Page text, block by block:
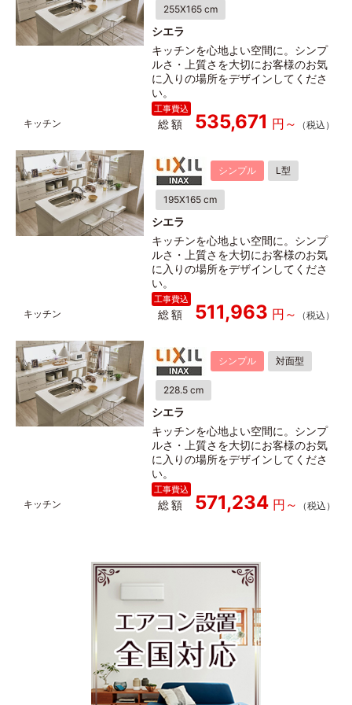
255X165 cm
シエラ
キッチンを心地よい空間に。シンプ
ルさ・上質さを大切にお客様のお気
に入りの場所をデザインしてくださ
い。
総額 535,671
シンプル L型
195X165 cm
シエラ
キッチンを心地よい空間に。シンプ
ルさ・上質さを大切にお客様のお気
に入りの場所をデザインしてくださ
い。
総額 511,963
シンプル 対面型
228.5 cm
シエラ
キッチンを心地よい空間に。シンプ
ルさ・上質さを大切にお客様のお気
に入りの場所をデザインしてくださ
い。
総額 571,234